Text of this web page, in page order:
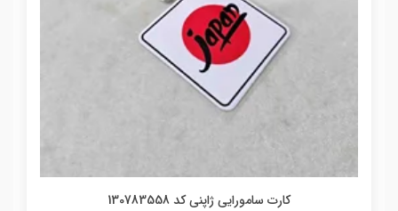
کارت سامورایی ژاپنی کد 130783558